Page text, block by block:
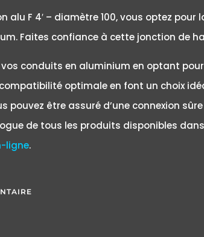
alu F 4′ – diamètre 100, vous optez
Faites confiance à cette jonction de
conduits en aluminium en optant
optimale en font un choix
pouvez être assuré d’une connexion
de tous les produits disponibles
ligne.